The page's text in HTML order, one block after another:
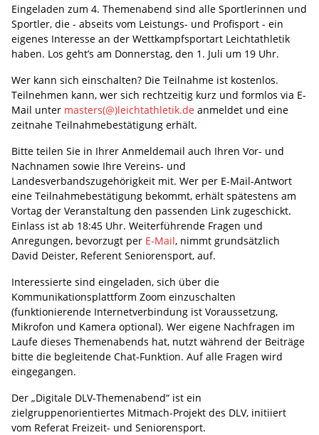
Eingeladen zum 4. Themenabend sind alle Sportlerinnen und
Sportler, die - abseits vom Leistungs- und Profisport - ein
eigenes Interesse an der Wettkampfsportart Leichtathletik
haben. Los geht’s am Donnerstag, den 1. Juli um 19 Uhr.
Wer kann sich einschalten? Die Teilnahme ist kostenlos.
Teilnehmen kann, wer sich rechtzeitig kurz und formlos via E-
Mail unter masters(@)leichtathletik.de anmeldet und eine
zeitnahe Teilnahmebestätigung erhält.
Bitte teilen Sie in Ihrer Anmeldemail auch Ihren Vor- und
Nachnamen sowie Ihre Vereins- und
Landesverbandszugehörigkeit mit. Wer per E-Mail-Antwort
eine Teilnahmebestätigung bekommt, erhält spätestens am
Vortag der Veranstaltung den passenden Link zugeschickt.
Einlass ist ab 18:45 Uhr. Weiterführende Fragen und
Anregungen, bevorzugt per E-Mail, nimmt grundsätzlich
David Deister, Referent Seniorensport, auf.
Interessierte sind eingeladen, sich über die
Kommunikationsplattform Zoom einzuschalten
(funktionierende Internetverbindung ist Voraussetzung,
Mikrofon und Kamera optional). Wer eigene Nachfragen im
Laufe dieses Themenabends hat, nutzt während der Beiträge
bitte die begleitende Chat-Funktion. Auf alle Fragen wird
eingegangen.
Der „Digitale DLV-Themenabend“ ist ein
zielgruppenorientiertes Mitmach-Projekt des DLV, initiiert
vom Referat Freizeit- und Seniorensport.